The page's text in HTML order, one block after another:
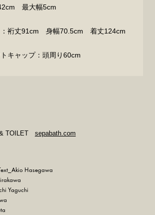
最大幅5cm
：裄丈91cm 身幅70.5cm 着丈124cm
キャップ：頭周り60cm
TOILET sepabath.com
Hasegawa
Yaguchi